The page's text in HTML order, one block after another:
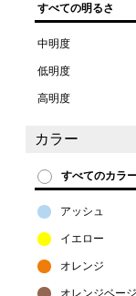
すべての明るさ
中明度
低明度
高明度
カラー
すべてのカラ
アッシュ
イエロー
オレンジ
オレンジベー